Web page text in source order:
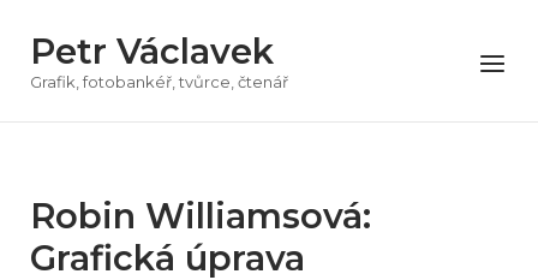
obsah
Petr Václavek
Grafik, fotobankéř, tvůrce, čtenář
Menu
Robin Williamsová:
Grafická úprava